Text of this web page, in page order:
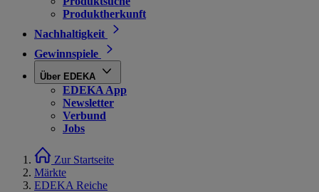
Produktherkunft
Nachhaltigkeit
Gewinnspiele
Über EDEKA
EDEKA App
Newsletter
Verbund
Jobs
Zur Startseite
Märkte
EDEKA Reiche